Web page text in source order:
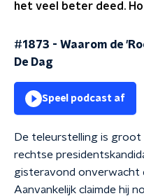
het veel beter deed.
#1873 - Waarom de
De Dag
Speel podcast af
De teleurstelling is groot
rechtse
gisteravond onverwacht
Aanvankelijk claimde hij